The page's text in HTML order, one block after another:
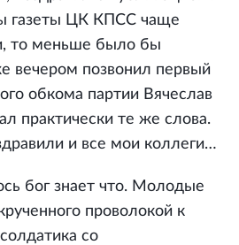
газеты ЦК КПСС чаще
то меньше было бы
вечером позвонил первый
обкома партии Вячеслав
практически те же слова.
и все мои коллеги…
бог знает что. Молодые
проволокой к
со